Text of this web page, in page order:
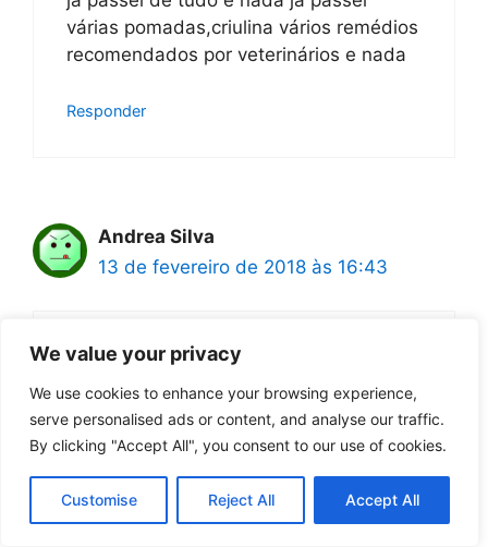
We value your privacy
We use cookies to enhance your browsing experience,
serve personalised ads or content, and analyse our traffic.
By clicking "Accept All", you consent to our use of cookies.
Customise Reject All Accept All
várias pomadas,criulina vários remédios
recomendados por veterinários e nada
Responder
Andrea Silva
13 de fevereiro de 2018 às 16:43
Tenho um poodle de 6 anos com
dermatite e otite crônica. A melhor
soluçào que encontrei foi manter a
higiene do cão impecável. Em primeiro
baixa assim a umidade ñ fica entre os
pelos, os pelos do ouvido são retirados